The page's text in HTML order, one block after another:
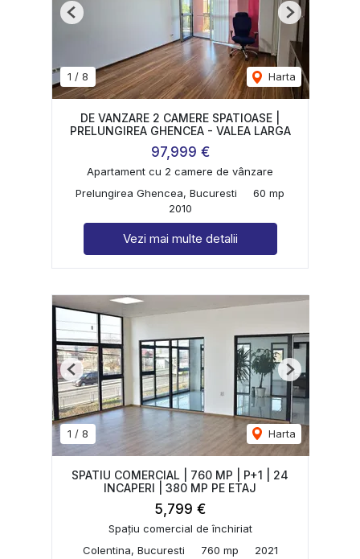
1 / 8 Harta
Previous Next
DE VANZARE 2 CAMERE SPATIOASE |
PRELUNGIREA GHENCEA - VALEA LARGA
97,999 €
Apartament cu 2 camere de vânzare
Prelungirea Ghencea, Bucuresti
60 mp
2010
Vezi mai multe detalii
1 / 8 Harta
Previous Next
SPATIU COMERCIAL | 760 MP | P+1 | 24
INCAPERI | 380 MP PE ETAJ
5,799 €
Spațiu comercial de închiriat
Colentina, Bucuresti
760 mp 2021